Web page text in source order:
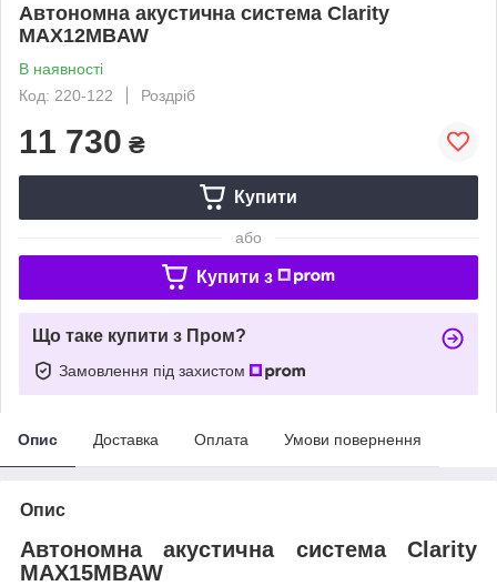
Автономна акустична система Clarity
MAX12MBAW
В наявності
Код: 220-122
Роздріб
11 730 ₴
Купити
або
Купити з
Що таке купити з Пром?
Замовлення під захистом
Опис Доставка Оплата Умови повернення
Опис
Автономна акустична система Clarity
MAX15MBAW